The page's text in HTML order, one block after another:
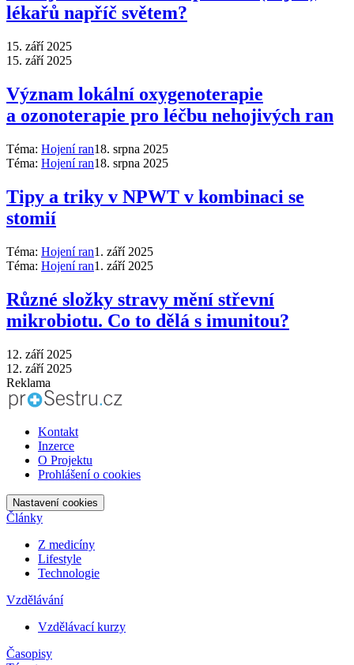
lékařů napříč světem?
15. září 2025
15. září 2025
Význam lokální oxygenoterapie
a ozonoterapie pro léčbu nehojivých ran
Téma: Hojení ran18. srpna 2025
Téma: Hojení ran18. srpna 2025
Tipy a triky v NPWT v kombinaci se
stomií
Téma: Hojení ran1. září 2025
Téma: Hojení ran1. září 2025
Různé složky stravy mění střevní
mikrobiotu. Co to dělá s imunitou?
12. září 2025
12. září 2025
Reklama
Kontakt
Inzerce
O Projektu
Prohlášení o cookies
Nastavení cookies
Články
Z medicíny
Lifestyle
Technologie
Vzdělávání
Vzdělávací kurzy
Časopisy